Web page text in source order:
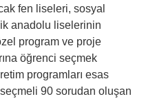
fen liseleri, sosyal
anadolu liselerinin
program ve proje
öğrenci seçmek
programları esas
90 sorudan oluşan